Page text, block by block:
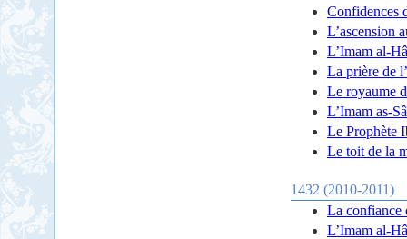
Confidences
L’ascension
L’Imam al-
La prière de
Le royaume
L’Imam as-
Le Prophète
Le toit de la
1432 (2010-2011)
La confiance
L’Imam al-